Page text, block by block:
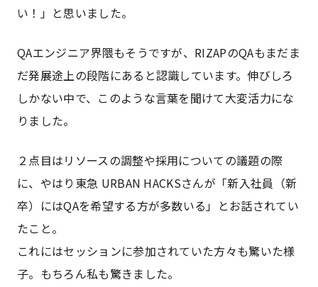
い！」と思いました。
QAエンジニア界隈もそうですが、RIZAPのQAもまだま
だ発展途上の段階にあると認識しています。伸びしろ
しかない中で、このような言葉を聞けて大変活力にな
りました。
２点目はリソースの調整や採用についての議題の際
に、やはり東急 URBAN HACKSさんが「新入社員（新
卒）にはQAを希望する方が多数いる」とお話されてい
たこと。
これにはセッションに参加されていた方々も驚いた様
子。もちろん私も驚きました。